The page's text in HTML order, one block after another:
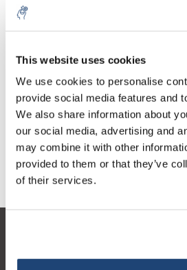
This website uses cookies
We use cookies to personalise
provide social media features and
We also share information about
our social media, advertising and
may combine it with other
provided to them or that they’ve
of their services.
1 Stuk
Toevoegen aan
Informatie